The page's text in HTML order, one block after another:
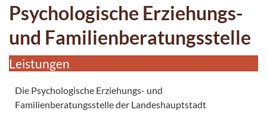
Psychologische Erziehungs-
und Familienberatungsstelle
Leistungen
Die Psychologische Erziehungs- und
Familienberatungsstelle der Landeshauptstadt